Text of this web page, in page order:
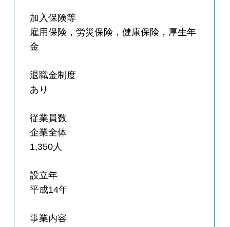
加入保険等
雇用保険，労災保険，健康保険，厚生年
金
退職金制度
あり
従業員数
企業全体
1,350人
設立年
平成14年
事業内容